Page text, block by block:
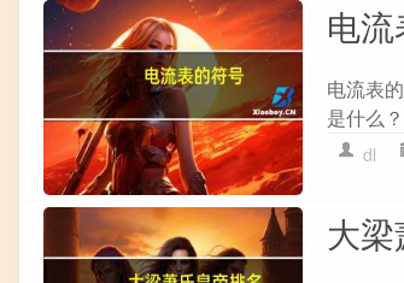
电
电流表
是什么
dl
大